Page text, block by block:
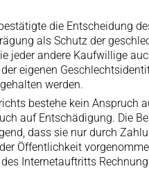
die Entscheidung
als Schutz der
jeder andere Kaufwillige
eigenen
werden.
bestehe kein Anspruch
auf Entschädigung. Die
dass sie nur durch
Öffentlichkeit
Internetauftritts